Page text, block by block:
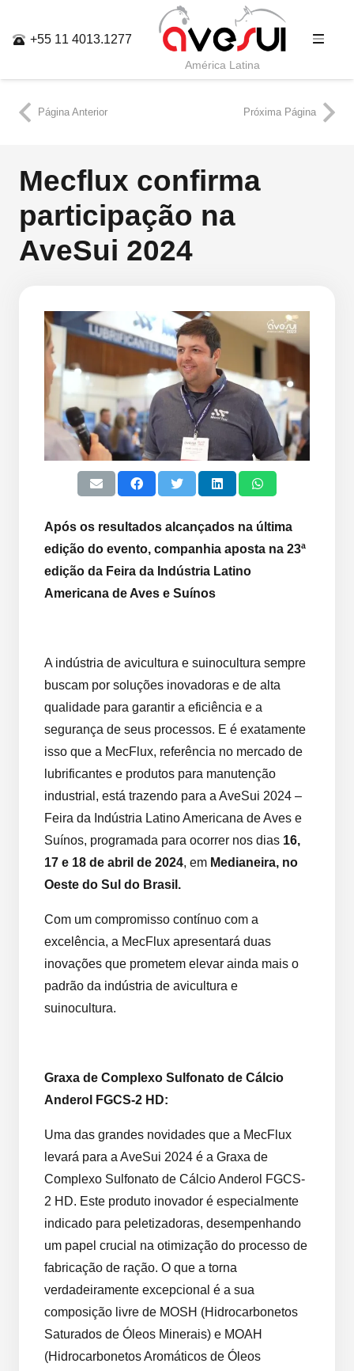
+55 11 4013.1277
América Latina
Página Anterior Próxima Página
Mecflux confirma
participação na
AveSui 2024
Após os resultados alcançados na última
edição do evento, companhia aposta na 23ª
edição da Feira da Indústria Latino
Americana de Aves e Suínos
A indústria de avicultura e suinocultura sempre
buscam por soluções inovadoras e de alta
qualidade para garantir a eficiência e a
segurança de seus processos. E é exatamente
isso que a MecFlux, referência no mercado de
lubrificantes e produtos para manutenção
industrial, está trazendo para a AveSui 2024 –
Feira da Indústria Latino Americana de Aves e
Suínos, programada para ocorrer nos dias 16,
17 e 18 de abril de 2024, em Medianeira, no
Oeste do Sul do Brasil .
Com um compromisso contínuo com a
excelência, a MecFlux apresentará duas
inovações que prometem elevar ainda mais o
padrão da indústria de avicultura e
suinocultura.
Graxa de Complexo Sulfonato de Cálcio
Anderol FGCS-2 HD:
Uma das grandes novidades que a MecFlux
levará para a AveSui 2024 é a Graxa de
Complexo Sulfonato de Cálcio Anderol FGCS-
2 HD. Este produto inovador é especialmente
indicado para peletizadoras, desempenhando
um papel crucial na otimização do processo de
fabricação de ração. O que a torna
verdadeiramente excepcional é a sua
composição livre de MOSH (Hidrocarbonetos
Saturados de Óleos Minerais) e MOAH
(Hidrocarbonetos Aromáticos de Óleos